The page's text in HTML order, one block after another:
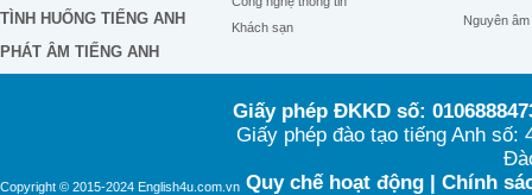
TÌNH HUỐNG TIẾNG ANH
PHÁT ÂM TIẾNG ANH
Khách sạn
Nguyên âm
Copyright © 2015-2024 English4u.com.vn
Giấy phép ĐKKD số:
Giấy phép đào tạo tiếng Anh
Quy chế hoạt động| Chính